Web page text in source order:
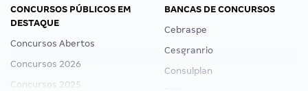
CONCURSOS PÚBLICOS EM
DESTAQUE
Concursos Abertos
Concursos 2026
Concursos 2025
BANCAS DE CONCURSOS
Cebraspe
Cesgranrio
Consulplan